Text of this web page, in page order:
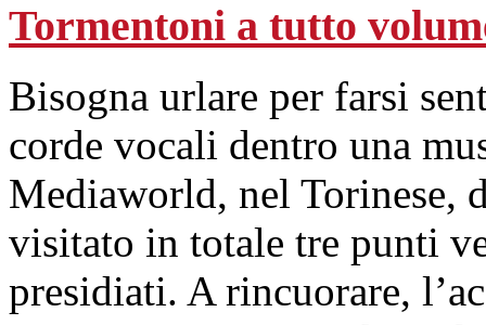
Tormentoni a tutto
Bisogna urlare per farsi
corde vocali dentro una
Mediaworld, nel Torinese,
visitato in totale tre punti
presidiati. A rincuorare,